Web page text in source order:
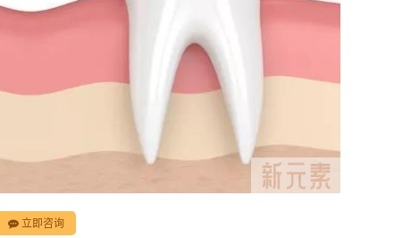
立即咨询